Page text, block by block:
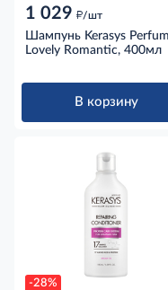
1 029 д/шт
Шампунь Kerasys
Lovely Romantic, 400мл
В корзину
-28%